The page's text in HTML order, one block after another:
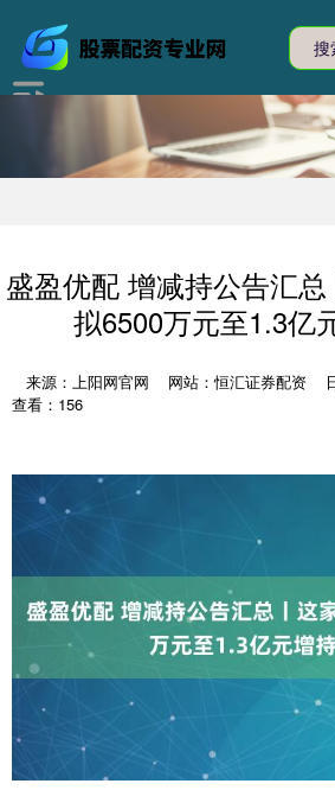
盛盈优配 增减持公告汇
拟6500万元至1.3亿
来源：上阳网官网 网站：恒汇证券配资
查看：156